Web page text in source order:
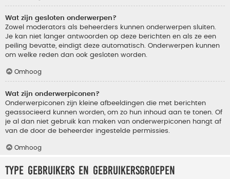
Wat zijn gesloten onderwerpen?
Zowel moderators als beheerders kunnen onderwerpen sluiten.
Je kan niet langer antwoorden op deze berichten en als ze een
peiling bevatte, eindigt deze automatisch. Onderwerpen kunnen
om welke reden dan ook gesloten worden.
Omhoog
Wat zijn onderwerpiconen?
Onderwerpiconen zijn kleine afbeeldingen die met berichten
geassocieerd kunnen worden, om zo hun inhoud aan te tonen. Of
je al dan niet gebruik kan maken van onderwerpiconen hangt af
van de door de beheerder ingestelde permissies.
Omhoog
Type gebruikers en gebruikersgroepen